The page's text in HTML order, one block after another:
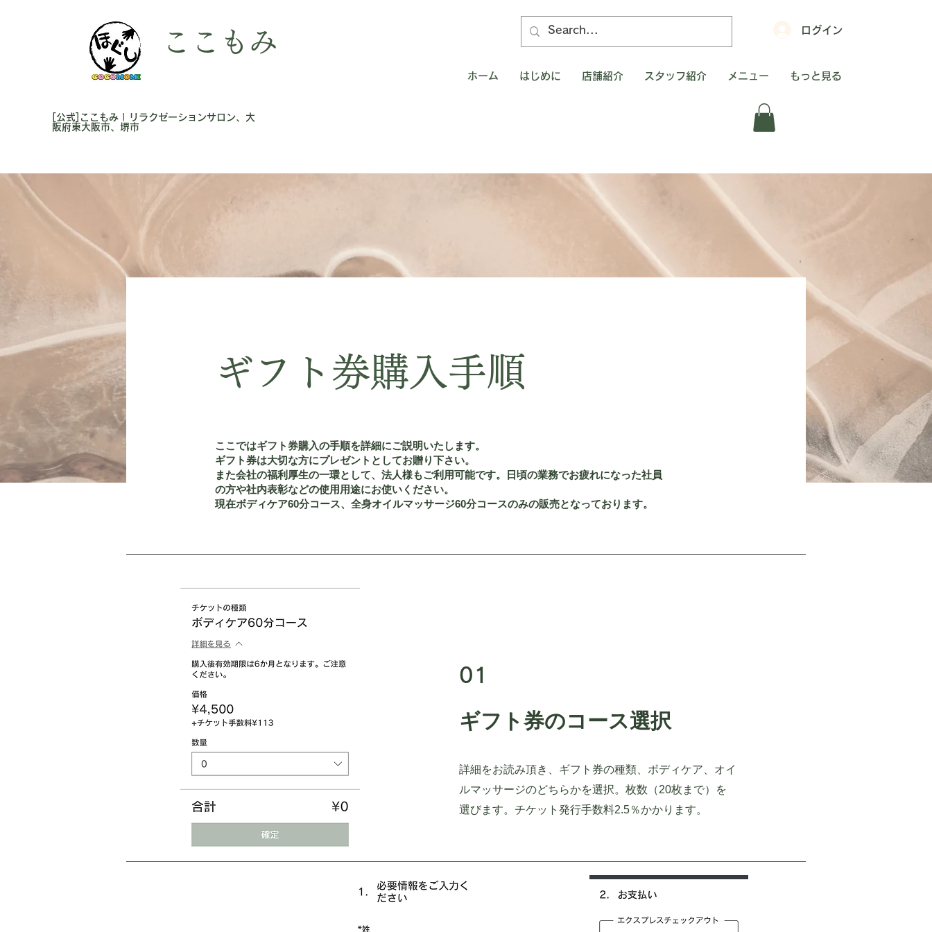
ここもみ
[公式]ここもみ | リラクゼーションサロン、大
阪府東大阪市、堺市
ログイン
ホーム はじめに 店舗紹介 スタッフ紹介 メニュー もっと見る
ギフト券購入手順
ここではギフト券購入の手順を詳細にご説明いたします。
ギフト券は大切な方にプレゼントとしてお贈り下さい。
また会社の福利厚生の一環として、法人様もご利用可能です。日頃の業務でお疲れになった社員
の方や社内表彰などの使用用途にお使いください。
現在ボディケア60分コース、全身オイルマッサージ60分コースのみの販売となっております。​​
01
​ギフト券のコース選択
詳細をお読み頂き、ギフト券の種類、ボディケア、オイ
ルマッサージのどちらかを選択。枚数（20枚まで）を
選びます。チケット発行手数料2.5％かかります。